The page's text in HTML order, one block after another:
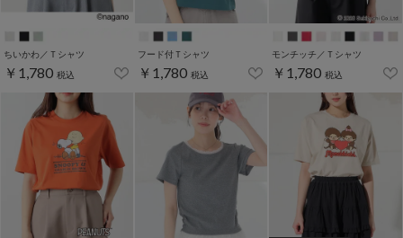
ちいかわ／Ｔシャツ
￥1,780 税込
フード付Ｔシャツ
￥1,780 税込
モンチッチ／Ｔシャツ
￥1,780 税込